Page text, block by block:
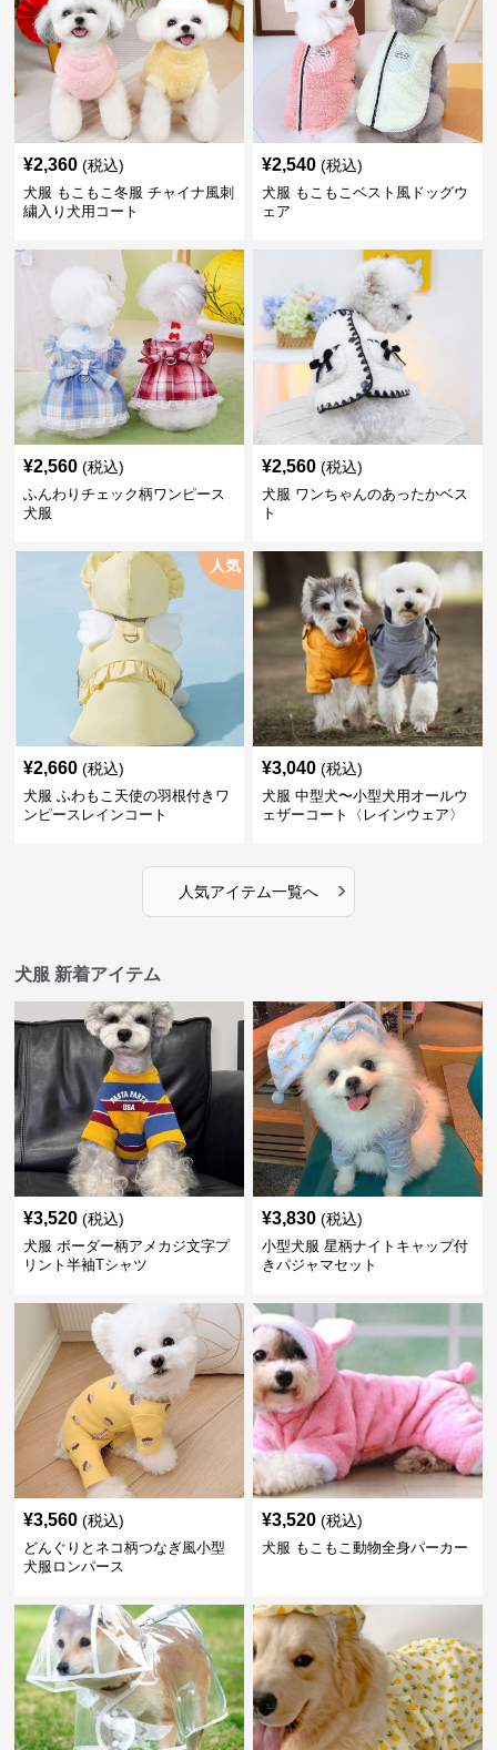
¥2,360 (税込)
犬服 もこもこ冬服 チャイナ風刺
繍入り犬用コート
¥2,540 (税込)
犬服 もこもこベスト風ドッグウ
ェア
¥2,560 (税込)
ふんわりチェック柄ワンピース
犬服
¥2,560 (税込)
犬服 ワンちゃんのあったかベス
ト
人気
¥2,660 (税込)
犬服 ふわもこ天使の羽根付きワ
ンピースレインコート
¥3,040 (税込)
犬服 中型犬〜小型犬用オールウ
ェザーコート〈レインウェア〉
人気アイテム一覧へ ›
犬服 新着アイテム
¥3,520 (税込)
犬服 ボーダー柄アメカジ文字プ
リント半袖Tシャツ
¥3,830 (税込)
小型犬服 星柄ナイトキャップ付
きパジャマセット
¥3,560 (税込)
どんぐりとネコ柄つなぎ風小型
犬服ロンパース
¥3,520 (税込)
犬服 もこもこ動物全身パーカー